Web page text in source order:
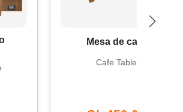
Mesa de café
Cafe Table